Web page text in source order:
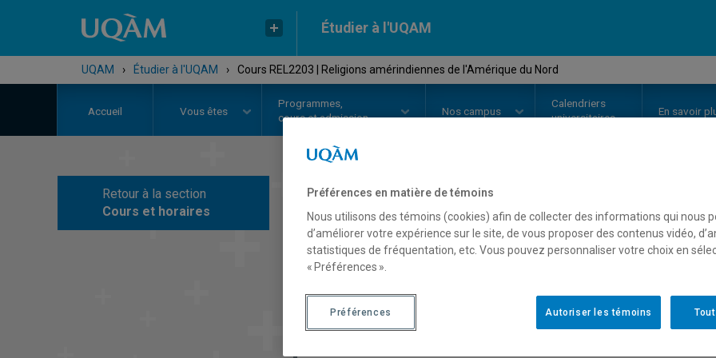
Étudier à l'UQAM
UQAM › Étudier à l'UQAM › Cours REL2203 | Religions amérindiennes de l'Amérique du Nord
Accueil Vous êtes
Programmes,
cours et admission
Nos campus
Calendriers
universitaires
En savoir
Retour à la section
Cours et horaires
COURS// REL2203-Religions
l'Amérique du Nord
Description Horaire - Été 2026
Préférences en matière de témoins
Nous utilisons des témoins (cookies) afin de collecter des informations qui nous
d’améliorer votre expérience sur le site, de vous proposer des contenus vidéo,
statistiques de fréquentation, etc. Vous pouvez personnaliser votre choix en
« Préférences ».
Autoriser les témoins
Préférences